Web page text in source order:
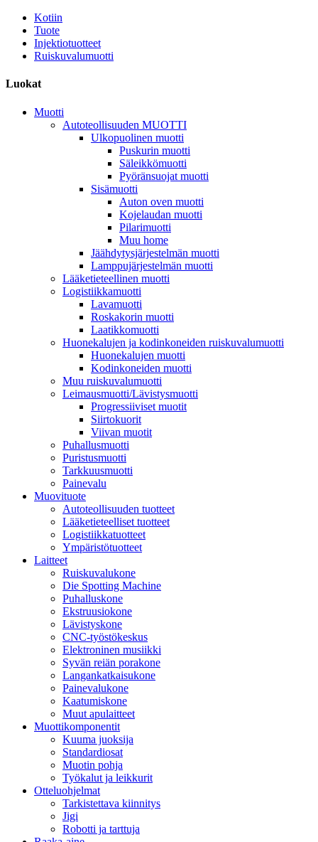
Kotiin
Tuote
Injektiotuotteet
Ruiskuvalumuotti
Luokat
Muotti
Autoteollisuuden MUOTTI
Ulkopuolinen muotti
Puskurin muotti
Säleikkömuotti
Pyöränsuojat muotti
Sisämuotti
Auton oven muotti
Kojelaudan muotti
Pilarimuotti
Muu home
Jäähdytysjärjestelmän muotti
Lamppujärjestelmän muotti
Lääketieteellinen muotti
Logistiikkamuotti
Lavamuotti
Roskakorin muotti
Laatikkomuotti
Huonekalujen ja kodinkoneiden ruiskuvalumuotti
Huonekalujen muotti
Kodinkoneiden muotti
Muu ruiskuvalumuotti
Leimausmuotti/Lävistysmuotti
Progressiiviset muotit
Siirtokuorit
Viivan muotit
Puhallusmuotti
Puristusmuotti
Tarkkuusmuotti
Painevalu
Muovituote
Autoteollisuuden tuotteet
Lääketieteelliset tuotteet
Logistiikkatuotteet
Ympäristötuotteet
Laitteet
Ruiskuvalukone
Die Spotting Machine
Puhalluskone
Ekstruusiokone
Lävistyskone
CNC-työstökeskus
Elektroninen musiikki
Syvän reiän porakone
Langankatkaisukone
Painevalukone
Kaatumiskone
Muut apulaitteet
Muottikomponentit
Kuuma juoksija
Standardiosat
Muotin pohja
Työkalut ja leikkurit
Otteluohjelmat
Tarkistettava kiinnitys
Jigi
Robotti ja tarttuja